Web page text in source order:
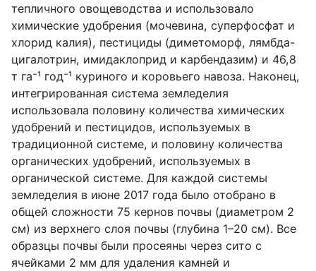
тепличного овощеводства и использовало
химические удобрения (мочевина, суперфосфат и
хлорид калия), пестициды (диметоморф, лямбда-
цигалотрин, имидаклоприд и карбендазим) и 46,8
т га⁻¹ год⁻¹ куриного и коровьего навоза. Наконец,
интегрированная система земледелия
использовала половину количества химических
удобрений и пестицидов, используемых в
традиционной системе, и половину количества
органических удобрений, используемых в
органической системе. Для каждой системы
земледелия в июне 2017 года было отобрано в
общей сложности 75 кернов почвы (диаметром 2
см) из верхнего слоя почвы (глубина 1–20 см). Все
образцы почвы были просеяны через сито с
ячейками 2 мм для удаления камней и